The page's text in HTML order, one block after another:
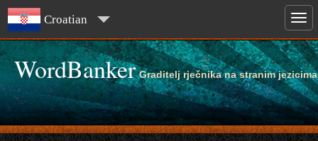
Croatian
WordBanker Graditelj rječnika na stranim jezicima